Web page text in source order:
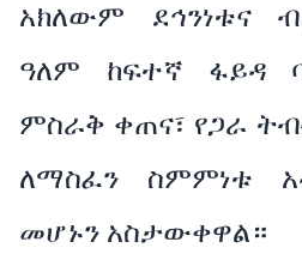
አክለውም ደኅንነቱና
ዓለም ከፍተኛ ፋይዳ
ምስራቅ ቀጠና፣ የጋራ
ለማስፈን ስምምነቱ
መሆኑን አስታውቀዋል።